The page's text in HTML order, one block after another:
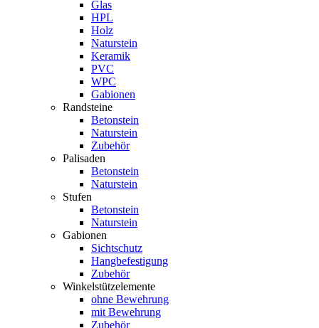
Glas
HPL
Holz
Naturstein
Keramik
PVC
WPC
Gabionen
Randsteine
Betonstein
Naturstein
Zubehör
Palisaden
Betonstein
Naturstein
Stufen
Betonstein
Naturstein
Gabionen
Sichtschutz
Hangbefestigung
Zubehör
Winkelstützelemente
ohne Bewehrung
mit Bewehrung
Zubehör